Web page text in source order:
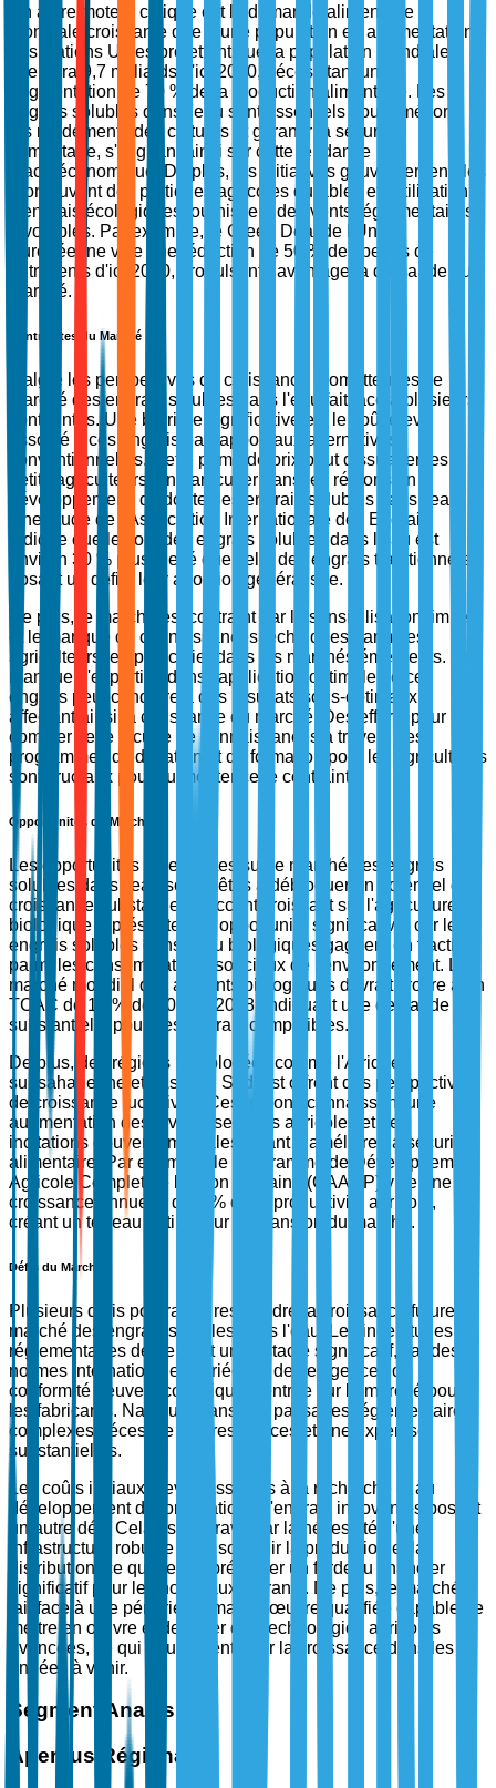
Un autre moteur critique est la demande alimentaire
mondiale croissante due à une population en augmentation.
Les Nations Unies projettent que la population mondiale
atteindra 9,7 milliards d'ici 2050, nécessitant une
augmentation de 70 % de la production alimentaire. Les
engrais solubles dans l'eau sont essentiels pour améliorer
les rendements des cultures et garantir la sécurité
alimentaire, s'alignant ainsi sur cette tendance
macroéconomique. De plus, les initiatives gouvernementales
promouvant des pratiques agricoles durables et l'utilisation
d'engrais écologiques fournissent des vents réglementaires
favorables. Par exemple, le Green Deal de l'Union
Européenne vise une réduction de 50 % des pertes de
nutriments d'ici 2030, propulsant davantage la demande du
marché.
Contraintes du Marché
Malgré les perspectives de croissance prometteuses, le
marché des engrais solubles dans l'eau fait face à plusieurs
contraintes. Une barrière significative est le coût élevé
associé à ces engrais par rapport aux alternatives
conventionnelles. Cette prime de prix peut dissuader les
petits agriculteurs, en particulier dans les régions en
développement, d'adopter les engrais solubles dans l'eau.
Une étude de l'Association Internationale des Engrais
indique que le coût des engrais solubles dans l'eau est
environ 30 % plus élevé que celui des engrais traditionnels,
posant un défi à leur adoption généralisée.
De plus, le marché est contraint par la sensibilisation limitée
et le manque de connaissances techniques parmi les
agriculteurs, en particulier dans les marchés émergents. Le
manque d'expertise dans l'application optimale de ces
engrais peut conduire à des résultats sous-optimaux,
affectant ainsi la croissance du marché. Des efforts pour
combler cette lacune de connaissances à travers des
programmes d'éducation et de formation pour les agriculteurs
sont cruciaux pour surmonter cette contrainte.
Opportunités du Marché
Les opportunités émergentes sur le marché des engrais
solubles dans l'eau sont prêtes à débloquer un potentiel de
croissance substantiel. L'accent croissant sur l'agriculture
biologique représente une opportunité significative, car les
engrais solubles dans l'eau biologiques gagnent en traction
parmi les consommateurs soucieux de l'environnement. Le
marché mondial des aliments biologiques devrait croître à un
TCAC de 10 % de 2023 à 2028, indiquant une demande
substantielle pour des engrais compatibles.
De plus, des régions inexploitées comme l'Afrique
subsaharienne et l'Asie du Sud-Est offrent des perspectives
de croissance lucratives. Ces régions connaissent une
augmentation des investissements agricoles et des
incitations gouvernementales visant à améliorer la sécurité
alimentaire. Par exemple, le Programme de Développement
Agricole Complet de l'Union Africaine (CAADP) vise une
croissance annuelle de 6 % de la productivité agricole,
créant un terreau fertile pour l'expansion du marché.
Défis du Marché
Plusieurs défis pourraient restreindre la croissance future du
marché des engrais solubles dans l'eau. Les incertitudes
réglementaires demeurent un obstacle significatif, car des
normes internationales variées et des exigences de
conformité peuvent compliquer l'entrée sur le marché pour
les fabricants. Naviguer dans ces paysages réglementaires
complexes nécessite des ressources et une expertise
substantielles.
Les coûts initiaux élevés associés à la recherche et au
développement de formulations d'engrais innovantes posent
un autre défi. Cela est aggravé par la nécessité d'une
infrastructure robuste pour soutenir la production et la
distribution, ce qui peut représenter un fardeau financier
significatif pour les nouveaux entrants. De plus, le marché
fait face à une pénurie de main-d'œuvre qualifiée capable de
mettre en œuvre et de gérer des technologies agricoles
avancées, ce qui pourrait entraver la croissance dans les
années à venir.
Segment Analysis
Aperçus Régionaux